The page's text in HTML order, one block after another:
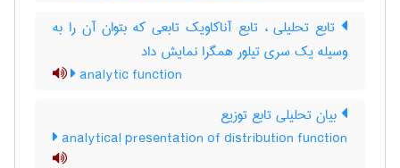
تابع تحلیلی ، تابع آناکاویک تابعی که بتوان آن را به
وسیله یک سری تیلور همگرا نمایش داد
analytic function
بیان تحلیلی تابع توزیع
analytical presentation of distribution function